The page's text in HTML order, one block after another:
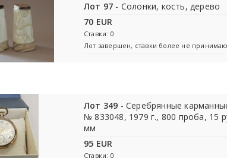
Лот 97 - Солонки, кость, дерево
70 EUR
Ставки: 0
Лот завершен, ставки более не
Лот 349 - Серебрянные
№ 833048, 1979 г., 800 проба, 15
мм
95 EUR
Ставки: 0